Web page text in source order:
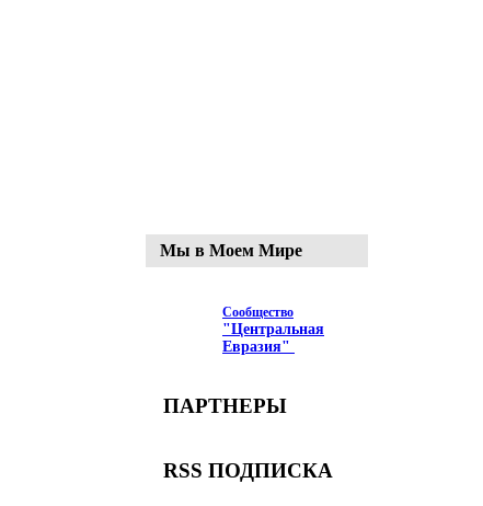
Мы в Моем Мире
Сообщество
"Центральная
Евразия"
ПАРТНЕРЫ
RSS ПОДПИСКА